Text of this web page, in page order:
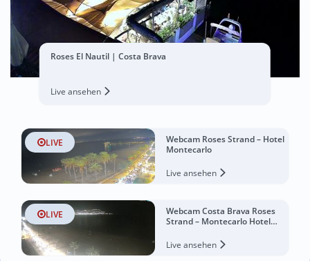
Roses El Nautil | Costa Brava
Live ansehen
LIVE
Webcam Roses Strand – Hotel
Montecarlo
Live ansehen
LIVE
Webcam Costa Brava Roses
Strand – Montecarlo Hotel
Live ansehen